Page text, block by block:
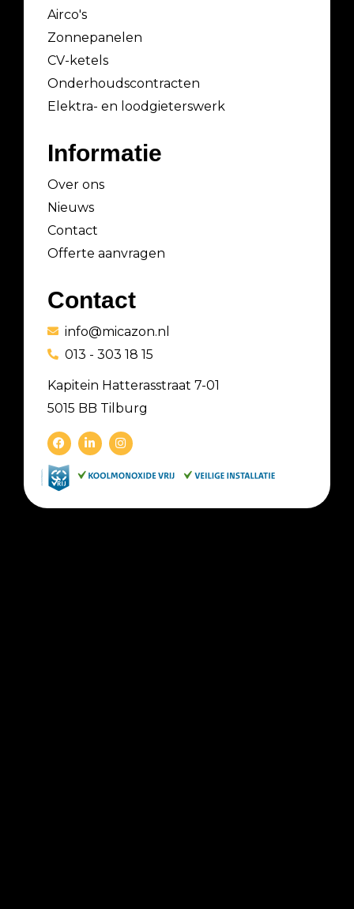
Airco's
Zonnepanelen
CV-ketels
Onderhoudscontracten
Elektra- en loodgieterswerk
Informatie
Over ons
Nieuws
Contact
Offerte aanvragen
Contact
info@micazon.nl
013 - 303 18 15
Kapitein Hatterasstraat 7-01
5015 BB Tilburg